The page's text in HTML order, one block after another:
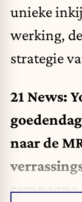
unieke
werking,
strategie
21 News:
naar de